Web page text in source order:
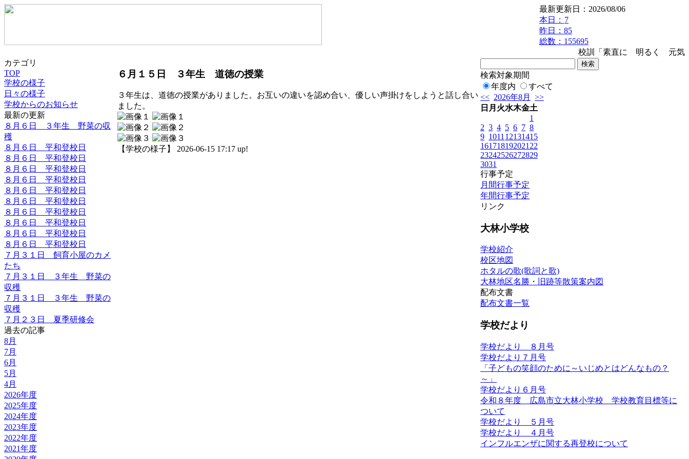
最新更新日：2026/08/06
本日： 7
昨日：85
総数：155695
校訓「素直に 明るく 元気よ
カテゴリ
TOP
学校の様子
日々の様子
学校からのお知らせ
最新の更新
８月６日 ３年生 野菜の収
穫
８月６日 平和登校日
８月６日 平和登校日
８月６日 平和登校日
８月６日 平和登校日
８月６日 平和登校日
８月６日 平和登校日
８月６日 平和登校日
８月６日 平和登校日
８月６日 平和登校日
８月６日 平和登校日
７月３１日 飼育小屋のカメ
たち
７月３１日 ３年生 野菜の
収穫
７月３１日 ３年生 野菜の
収穫
７月２３日 夏季研修会
過去の記事
8月
7月
6月
5月
4月
2026年度
2025年度
2024年度
2023年度
2022年度
2021年度
６月１５日 ３年生 道徳の授業
３年生は、道徳の授業がありました。お互いの違いを認め合い、優しい声掛けをしようと話し合い
ました。
【学校の様子】 2026-06-15 17:17 up!
検索対象期間
年度内
すべて
<< 2026年8月
>>
日 月 火水木金土
1
2 3 4 5 6 7 8
9 1011 12131415
161718192021 22
23242526272829
3031
行事予定
月間行事予定
年間行事予定
リンク
大林小学校
学校紹介
校区地図
ホタルの歌(歌詞と歌)
大林地区名勝・旧跡等散策案内図
配布文書
配布文書一覧
学校だより
学校だより ８月号
学校だより７月号
「子どもの笑顔のために～いじめとはどんなもの？
～」
学校だより６月号
令和８年度 広島市立大林小学校 学校教育目標等に
ついて
学校だより ５月号
学校だより ４月号
インフルエンザに関する再登校について